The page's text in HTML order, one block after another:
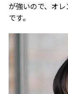
が強いので、オ
です。